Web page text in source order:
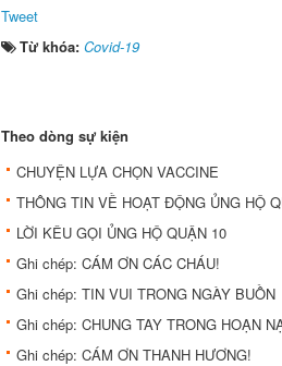
Tweet
Từ khóa: Covid-19
Theo dòng sự kiện
CHUYỆN LỰA CHỌN VACCINE
THÔNG TIN VỀ HOẠT ĐỘNG ỦNG HỘ
LỜI KÊU GỌI ỦNG HỘ QUẬN 10
Ghi chép: CÁM ƠN CÁC CHÁU!
Ghi chép: TIN VUI TRONG NGÀY BUỒN
Ghi chép: CHUNG TAY TRONG HOẠN
Ghi chép: CÁM ƠN THANH HƯƠNG!